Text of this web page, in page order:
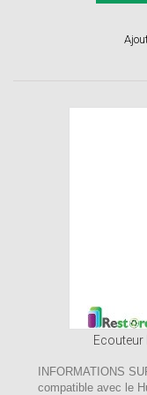
Ecouteur
INFORMATIONS
compatible avec le